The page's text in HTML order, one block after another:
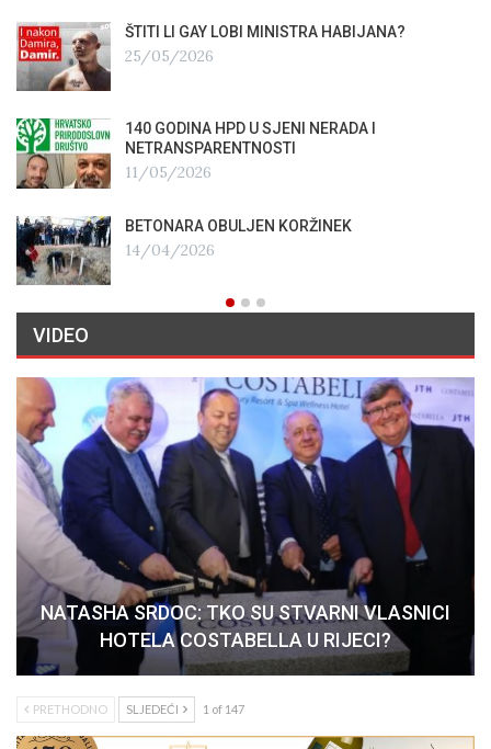
ŠTITI LI GAY LOBI MINISTRA HABIJANA?
25/05/2026
140 GODINA HPD U SJENI NERADA I
NETRANSPARENTNOSTI
11/05/2026
BETONARA OBULJEN KORŽINEK
14/04/2026
VIDEO
NATASHA SRDOC: TKO SU STVARNI VLASNICI
HOTELA COSTABELLA U RIJECI?
PRETHODNO SLJEDEĆI 1 of 147